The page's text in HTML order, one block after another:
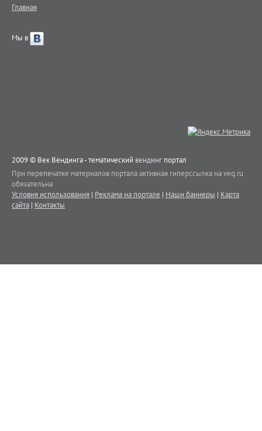
Главная
Мы в
2009 © Век Вендинга - тематический вендинг портал
При перепечатке материалов портала активная гиперссылка на veq.ru
обязательна.
Условия использования | Реклама на портале | Наши баннеры | Карта
сайта | Контакты